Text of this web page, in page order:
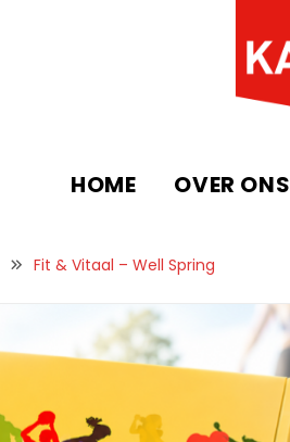
HOME OVER ONS
Fit & Vitaal – Well Spring